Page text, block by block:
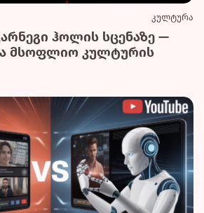
კულტურა
ჰოლის სცენაზე —
მსოფლიო კულტურის